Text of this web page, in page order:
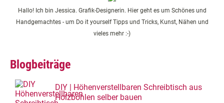
Hallo! Ich bin Jessica. Grafik-Designerin. Hier geht es um Schönes und
Handgemachtes - um Do it yourself Tipps und Tricks, Kunst, Nähen und
vieles mehr :-)
Blogbeiträge
DIY | Höhenverstellbaren Schreibtisch aus
Holzbohlen selber bauen